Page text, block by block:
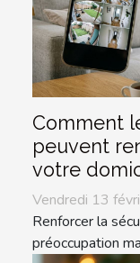
Comment
peuvent
votre
Vendredi 13
Renforcer la
préoccupation